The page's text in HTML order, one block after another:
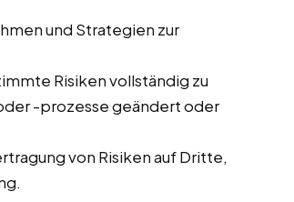
und Strategien zur
Risiken vollständig zu
-prozesse geändert oder
von Risiken auf Dritte,